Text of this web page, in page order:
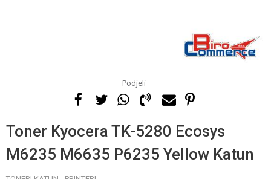
Podjeli
Toner Kyocera TK-5280 Ecosys
M6235 M6635 P6235 Yellow Katun